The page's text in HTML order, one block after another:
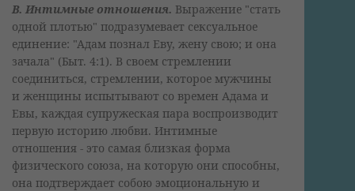
В. Интимные отношения. Выражение "стать
одной плотью" подразумевает сексуальное
единение: "Адам познал Еву, жену свою; и она
зачала" (Быт. 4:1). В своем стремлении
соединиться, стремлении, которое мужчины
и женщины испытывают со времен Адама и
Евы, каждая супружеская пара воспроизводит
первую историю любви. Интимные
отношения - это самая близкая форма
физического союза, на которую они способны,
она подтверждает собою эмоциональную и